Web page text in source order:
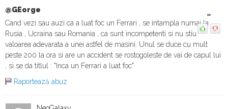
@GEorge
Cand vezi sau auzi ca a luat foc un Ferrari , se intampla numai la
Rusia , Ucraina sau Romania , ca sunt incompetenti si nu stiu
valoarea adevarata a unei astfel de masini. Unul se duce cu mult
peste 200 la ora si are un accident se rostogoleste de vai de capul lui
, si se da titlul : "Inca un Ferrari a luat foc"
Raportează abuz
-